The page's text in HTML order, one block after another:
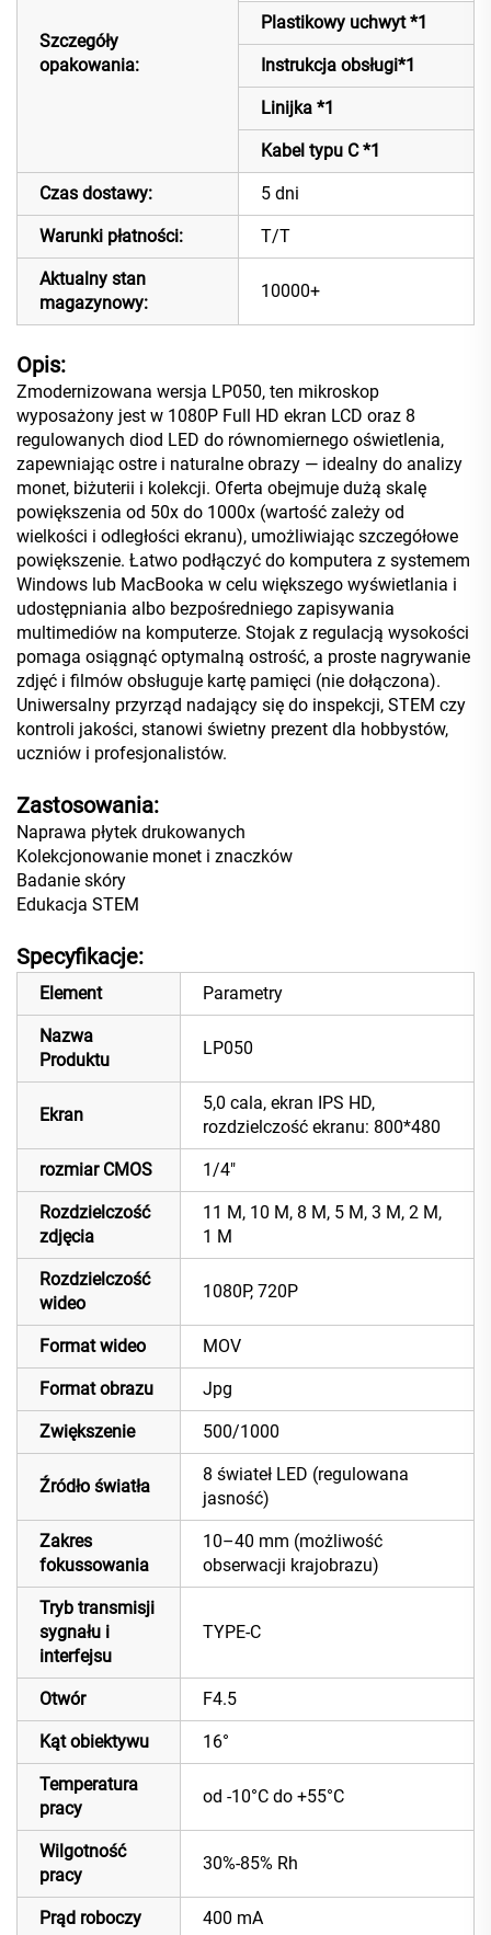
Szczegóły
opakowania:
Plastikowy uchwyt *1
Instrukcja obsługi*1
Linijka *1
Kabel typu C *1
Czas dostawy: 5 dni
Warunki płatności: T/T
Aktualny stan
magazynowy:
10000+
Opis:
Zmodernizowana wersja LP050, ten mikroskop
wyposażony jest w 1080P Full HD ekran LCD oraz 8
regulowanych diod LED do równomiernego oświetlenia,
zapewniając ostre i naturalne obrazy — idealny do analizy
monet, biżuterii i kolekcji. Oferta obejmuje dużą skalę
powiększenia od 50x do 1000x (wartość zależy od
wielkości i odległości ekranu), umożliwiając szczegółowe
powiększenie. Łatwo podłączyć do komputera z systemem
Windows lub MacBooka w celu większego wyświetlania i
udostępniania albo bezpośredniego zapisywania
multimediów na komputerze. Stojak z regulacją wysokości
pomaga osiągnąć optymalną ostrość, a proste nagrywanie
zdjęć i filmów obsługuje kartę pamięci (nie dołączona).
Uniwersalny przyrząd nadający się do inspekcji, STEM czy
kontroli jakości, stanowi świetny prezent dla hobbystów,
uczniów i profesjonalistów.
Zastosowania:
Naprawa płytek drukowanych
Kolekcjonowanie monet i znaczków
Badanie skóry
Edukacja STEM
Specyfikacje:
Element Parametry
Nazwa
Produktu
LP050
Ekran
5,0 cala, ekran IPS HD,
rozdzielczość ekranu: 800*480
rozmiar CMOS 1/4"
Rozdzielczość
zdjęcia
11 M, 10 M, 8 M, 5 M, 3 M, 2 M,
1 M
Rozdzielczość
wideo
1080P, 720P
Format wideo MOV
Format obrazu Jpg
Zwiększenie 500/1000
Źródło światła
8 świateł LED (regulowana
jasność)
Zakres
fokussowania
10–40 mm (możliwość
obserwacji krajobrazu)
Tryb transmisji
sygnału i
interfejsu
TYPE-C
Otwór F4.5
Kąt obiektywu 16°
Temperatura
pracy
od -10°C do +55°C
Wilgotność
pracy
30%-85% Rh
Prąd roboczy 400 mA